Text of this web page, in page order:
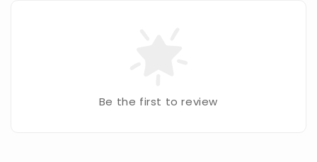
Be the first to review